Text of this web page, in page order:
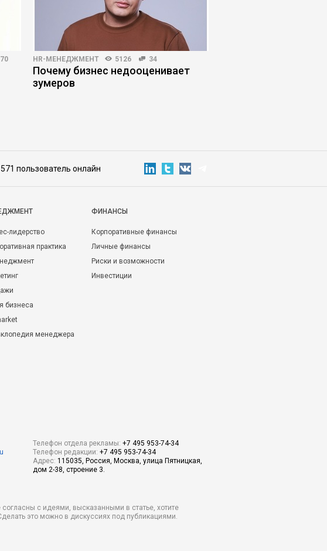
70 HR-МЕНЕДЖМЕНТ 5126 34
Почему бизнес недооценивает
зумеров
пользователь онлайн
лидерство
практика
бизнеса
менеджера
ФИНАНСЫ
Корпоративные финансы
Личные финансы
Риски и возможности
Инвестиции
Телефон отдела рекламы: +7 495 953-74-34
Телефон редакции: +7 495 953-74-34
Адрес: 115035, Россия, Москва, улица Пятницкая,
дом 2-38, строение 3.
с идеями, высказанными в статье, хотите
это можно в дискуссиях под публикациями.